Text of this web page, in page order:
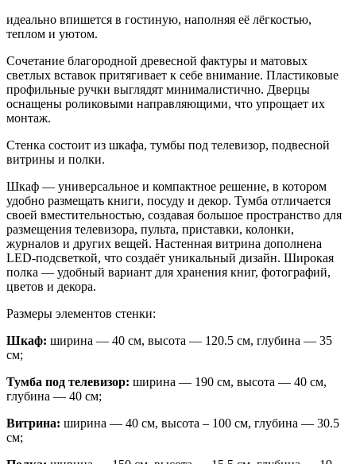
идеально впишется в гостиную, наполняя её лёгкостью,
теплом и уютом.
Сочетание благородной древесной фактуры и матовых
светлых вставок притягивает к себе внимание. Пластиковые
профильные ручки выглядят минималистично. Дверцы
оснащены роликовыми направляющими, что упрощает их
монтаж.
Стенка состоит из шкафа, тумбы под телевизор, подвесной
витрины и полки.
Шкаф — универсальное и компактное решение, в котором
удобно размещать книги, посуду и декор. Тумба отличается
своей вместительностью, создавая большое пространство для
размещения телевизора, пульта, приставки, колонки,
журналов и других вещей. Настенная витрина дополнена
LED-подсветкой, что создаёт уникальный дизайн. Широкая
полка — удобный вариант для хранения книг, фотографий,
цветов и декора.
Размеры элементов стенки:
Шкаф: ширина — 40 см, высота — 120.5 см, глубина — 35
см;
Тумба под телевизор: ширина — 190 см, высота — 40 см,
глубина — 40 см;
Витрина: ширина — 40 см, высота – 100 см, глубина — 30.5
см;